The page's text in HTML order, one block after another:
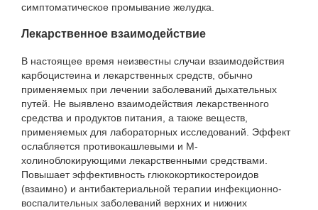
симптоматическое промывание желудка.
Лекарственное взаимодействие
В настоящее время неизвестны случаи взаимодействия
карбоцистеина и лекарственных средств, обычно
применяемых при лечении заболеваний дыхательных
путей. Не выявлено взаимодействия лекарственного
средства и продуктов питания, а также веществ,
применяемых для лабораторных исследований. Эффект
ослабляется противокашлевыми и М-
холиноблокирующими лекарственными средствами.
Повышает эффективность глюкокортикостероидов
(взаимно) и антибактериальной терапии инфекционно-
воспалительных заболеваний верхних и нижних